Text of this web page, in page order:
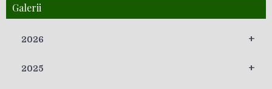
Galerii
+
2026
+
2025